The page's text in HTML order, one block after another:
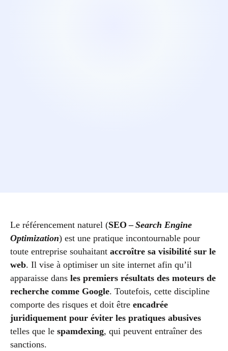
Le référencement naturel (SEO –Search Engine
Optimization) est une pratique incontournable pour
toute entreprise souhaitant accroître sa visibilité sur le
web. Il vise à optimiser un site internet afin qu’il
apparaisse dans les premiers résultats des moteurs de
recherche comme Google. Toutefois, cette discipline
comporte des risques et doit être encadrée
juridiquement pour éviter les pratiques abusives
telles que le spamdexing, qui peuvent entraîner des
sanctions.